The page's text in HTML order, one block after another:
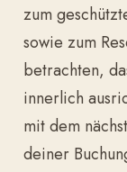
zum
sowie zum
betrachten,
innerlich
mit dem
deiner